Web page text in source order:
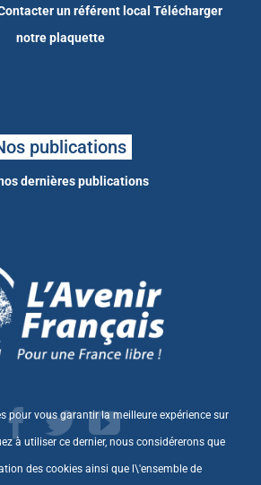
un référent local Télécharger
notre plaquette
publications
dernières publications
pour vous garantir la meilleure expérience sur
à utiliser ce dernier, nous considérerons que
des cookies ainsi que l\'ensemble de